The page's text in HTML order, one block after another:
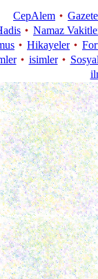
CepAlem
Namaz
Hikayeler
isimler